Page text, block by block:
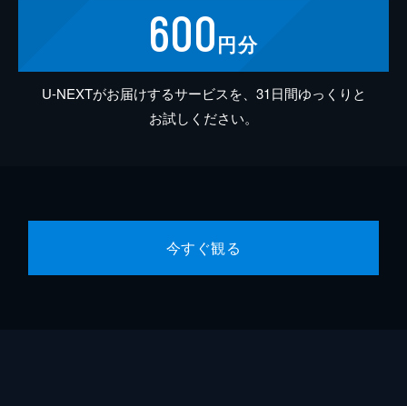
600円分
U-NEXTがお届けするサービスを、31日間ゆっくりと
お試しください。
今すぐ観る